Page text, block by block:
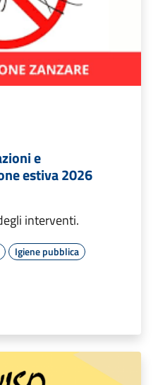
e
estiva 2026
interventi.
Igiene pubblica